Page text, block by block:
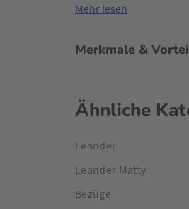
Mehr lesen
Merkmale &
Ähnliche
Leander
Leander Matty
Bezüge